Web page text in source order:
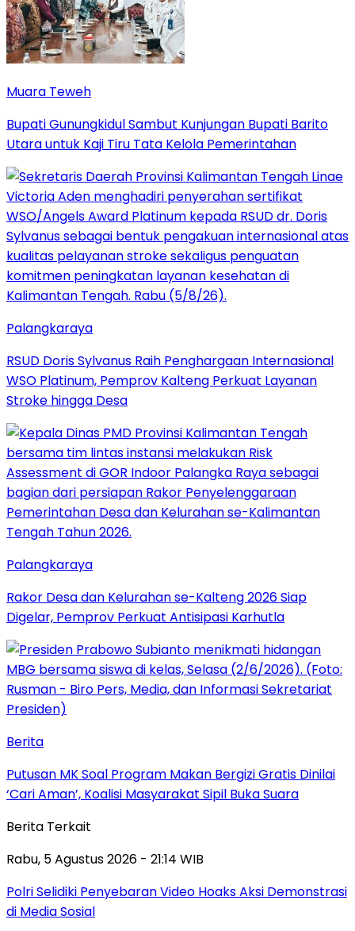
Muara Teweh
Bupati Gunungkidul Sambut Kunjungan Bupati Barito
Utara untuk Kaji Tiru Tata Kelola Pemerintahan
Palangkaraya
RSUD Doris Sylvanus Raih Penghargaan Internasional
WSO Platinum, Pemprov Kalteng Perkuat Layanan
Stroke hingga Desa
Palangkaraya
Rakor Desa dan Kelurahan se-Kalteng 2026 Siap
Digelar, Pemprov Perkuat Antisipasi Karhutla
Berita
Putusan MK Soal Program Makan Bergizi Gratis Dinilai
‘Cari Aman’, Koalisi Masyarakat Sipil Buka Suara
Berita Terkait
Rabu, 5 Agustus 2026 - 21:14 WIB
Polri Selidiki Penyebaran Video Hoaks Aksi Demonstrasi
di Media Sosial